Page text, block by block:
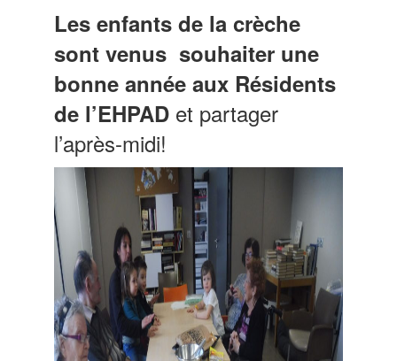
Les enfants de la crèche
sont venus souhaiter une
bonne année aux Résidents
de l’EHPAD et partager
l’après-midi!